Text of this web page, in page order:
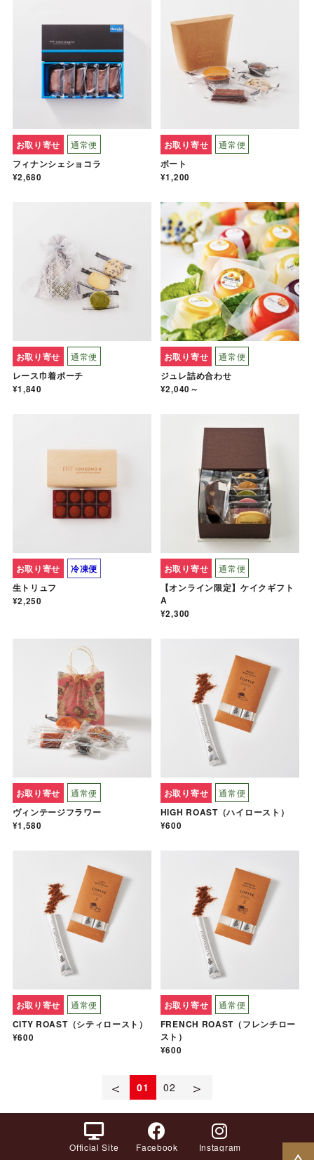
お取り寄せ 通常便
フィナンシェショコラ
¥2,680
お取り寄せ 通常便
ボート
¥1,200
お取り寄せ 通常便
レース巾着ポーチ
¥1,840
お取り寄せ 通常便
ジュレ詰め合わせ
¥2,040～
お取り寄せ
冷凍便
生トリュフ
¥2,250
お取り寄せ 通常便
【オンライン限定】ケイクギフト
A
¥2,300
お取り寄せ 通常便
ヴィンテージフラワー
¥1,580
お取り寄せ 通常便
HIGH ROAST（ハイロースト）
¥600
お取り寄せ 通常便
CITY ROAST（シティロースト）
¥600
お取り寄せ 通常便
FRENCH ROAST（フレンチロー
スト）
¥600
＜ 01 02 ＞
Official Site Facebook Instagram